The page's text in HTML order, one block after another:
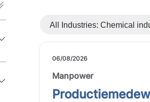
All Industries: Chemical
06/08/2026
Manpower